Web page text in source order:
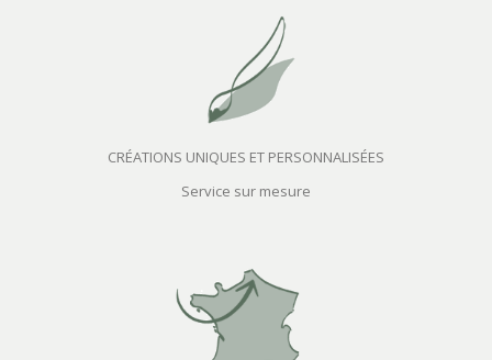
CRÉATIONS UNIQUES ET PERSONNALISÉES
Service sur mesure